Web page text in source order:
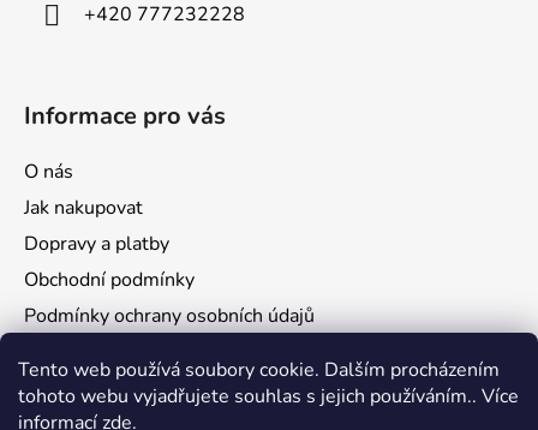
Tento web používá soubory cookie. Dalším procházením
tohoto webu vyjadřujete souhlas s jejich používáním.. Více
informacízde.
+420 777232228
Informace pro vás
O nás
Jak nakupovat
Dopravy a platby
Obchodní podmínky
Podmínky ochrany osobních údajů